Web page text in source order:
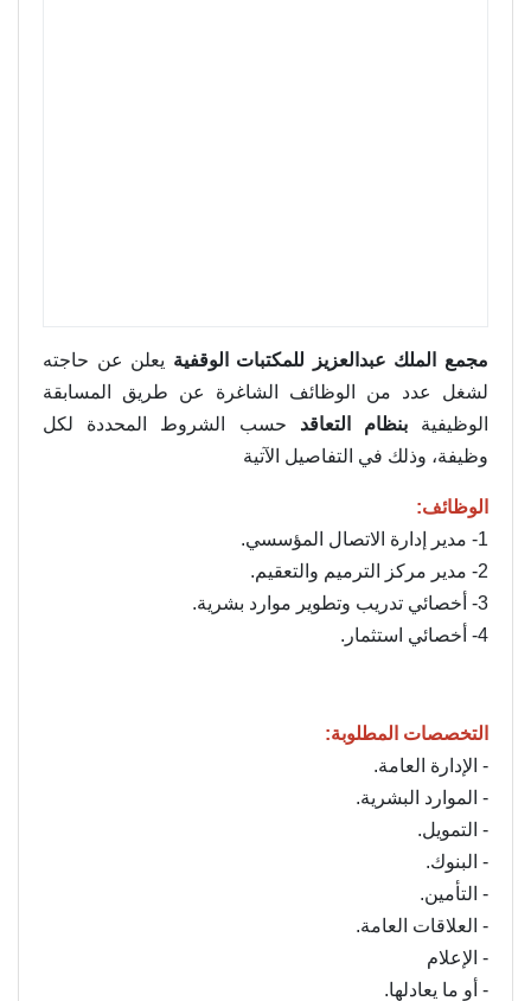
مجمع الملك عبدالعزيز للمكتبات الوقفية يعلن عن حاجته
لشغل عدد من الوظائف الشاغرة عن طريق المسابقة
الوظيفيةبنظام التعاقد حسب الشروط المحددة لكل
وظيفة، وذلك في التفاصيل الآتية
الوظائف:
1- مدير إدارة الاتصال المؤسسي.
2- مدير مركز الترميم والتعقيم.
3- أخصائي تدريب وتطوير موارد بشرية.
4- أخصائي استثمار.
التخصصات المطلوبة:
- الإدارة العامة.
- الموارد البشرية.
- التمويل.
- البنوك.
- التأمين.
- العلاقات العامة.
- الإعلام
- أو ما يعادلها.